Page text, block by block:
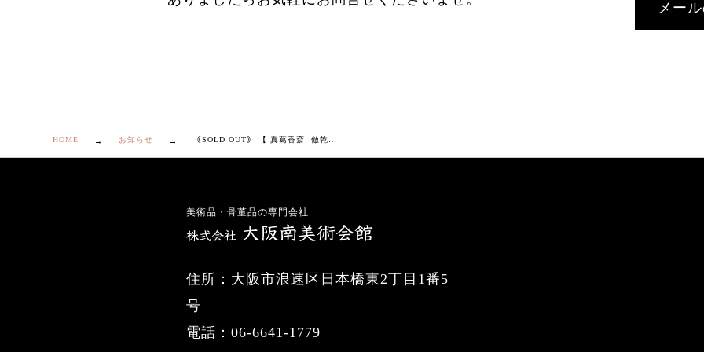
メー
HOME お知らせ
美術品・骨董品の専門会社
住所：大阪市浪速区日本橋東2丁目1番5
号
電話：06-6641-1779